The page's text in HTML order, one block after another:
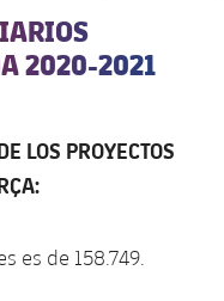
2020-2021
LOS PROYECTOS
es de 158.749.